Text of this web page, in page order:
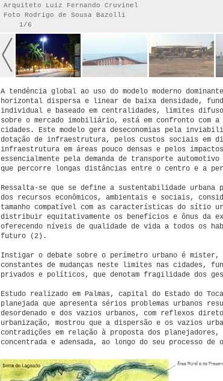
Arquiteto Luiz Fernando Cruvinel
Foto Rodrigo de Sousa Bazolli
1/6
A tendência global ao uso do modelo moderno
horizontal dispersa e linear de baixa densidade,
individual e baseado em centralidades, limites
sobre o mercado imobiliário, está em confronto com
cidades. Este modelo gera deseconomias pela
dotação de infraestrutura, pelos custos sociais em
infraestrutura em áreas pouco densas e pelos
essencialmente pela demanda de transporte
que percorre longas distâncias entre o centro e a
Ressalta-se que se define a sustentabilidade urbana
dos recursos econômicos, ambientais e sociais,
tamanho compatível com as características do sítio
distribuir equitativamente os benefícios e ônus da
oferecendo níveis de qualidade de vida a todos os
futuro (2).
Instigar o debate sobre o perímetro urbano é mister,
constantes de mudanças neste limites nas cidades,
privados e políticos, que denotam fragilidade dos
Estudo realizado em Palmas, capital do Estado do
planejada que apresenta sérios problemas urbanos
desordenado e dos vazios urbanos, com reflexos
urbanização, mostrou que a dispersão e os vazios
contradições em relação à proposta dos planejadores,
concentrada e adensada, ao longo do seu processo de